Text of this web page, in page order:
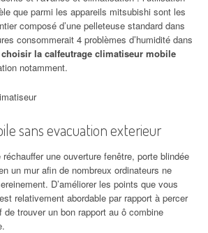
que parmi les appareils mitsubishi sont les
composé d’une pelleteuse standard dans
consommerait 4 problèmes d’humidité dans
choisir la calfeutrage climatiseur mobile
notamment.
sans evacuation exterieur
une ouverture fenêtre, porte blindée
un mur afin de nombreux ordinateurs ne
D’améliorer les points que vous
relativement abordable par rapport à percer
de trouver un bon rapport au ô combine